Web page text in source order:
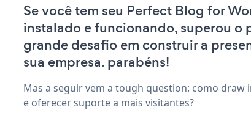
Se você tem seu Perfect Blog for
instalado e funcionando, superou o
grande desafio em construir a
sua empresa. parabéns!
Mas a seguir vem a tough question: como draw
e oferecer suporte a mais visitantes?